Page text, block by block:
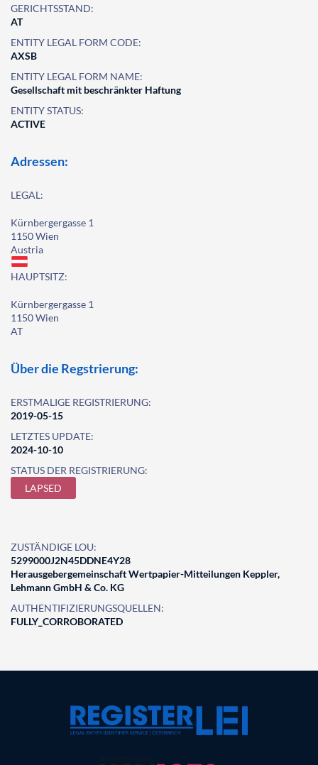
GERICHTSSTAND:
AT
ENTITY LEGAL FORM CODE:
AXSB
ENTITY LEGAL FORM NAME:
Gesellschaft mit beschränkter Haftung
ENTITY STATUS:
ACTIVE
Adressen:
LEGAL:
Kürnbergergasse 1
1150 Wien
Austria
HAUPTSITZ:
Kürnbergergasse 1
1150 Wien
AT
Über die Regstrierung:
ERSTMALIGE REGISTRIERUNG:
2019-05-15
LETZTES UPDATE:
2024-10-10
STATUS DER REGISTRIERUNG:
LAPSED
ZUSTÄNDIGE LOU:
5299000J2N45DDNE4Y28
Herausgebergemeinschaft Wertpapier-Mitteilungen Keppler,
Lehmann GmbH & Co. KG
AUTHENTIFIZIERUNGSQUELLEN:
FULLY_CORROBORATED